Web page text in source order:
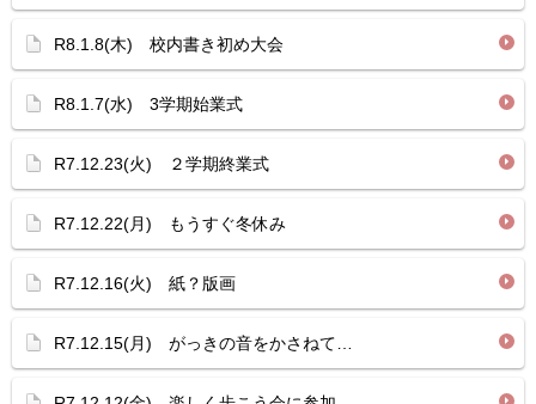
R8.1.8(木) 校内書き初め大会
R8.1.7(水) 3学期始業式
R7.12.23(火) ２学期終業式
R7.12.22(月) もうすぐ冬休み
R7.12.16(火) 紙？版画
R7.12.15(月) がっきの音をかさねて…